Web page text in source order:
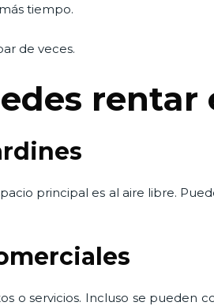
tiempo.
de veces.
rentar
principal es al aire libre.
o servicios. Incluso se pueden